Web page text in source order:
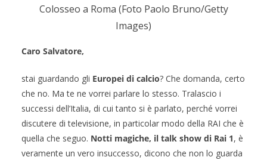
Colosseo a Roma (Foto Paolo Bruno/Getty
Images)
Caro Salvatore,
stai guardando gli Europei di calcio? Che domanda, certo
che no. Ma te ne vorrei parlare lo stesso. Tralascio i
successi dell’Italia, di cui tanto si è parlato, perché vorrei
discutere di televisione, in particolar modo della RAI che è
quella che seguo. Notti magiche, il talk show di Rai 1, è
veramente un vero insuccesso, dicono che non lo guarda